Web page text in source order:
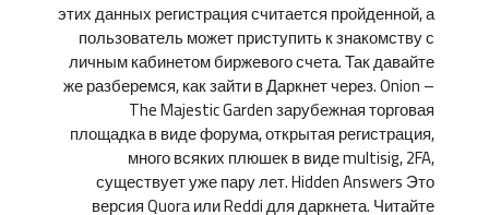
этих данных регистрация считается пройденной, а
пользователь может приступить к знакомству с
личным кабинетом биржевого счета. Так давайте
же разберемся, как зайти в Даркнет через. Onion –
The Majestic Garden зарубежная торговая
площадка в виде форума, открытая регистрация,
много всяких плюшек в виде multisig, 2FA,
существует уже пару лет. Hidden Answers Это
версия Quora или Reddi для даркнета. Читайте